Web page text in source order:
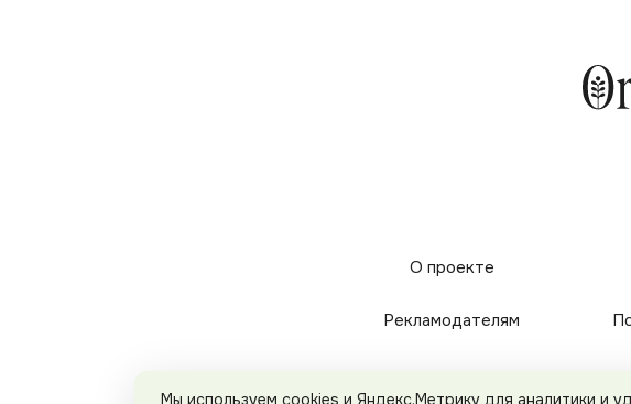
О проекте
Рекламодателям
Мы используем cookies и Яндекс.Метрику для аналитики